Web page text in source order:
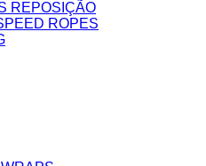
REPOSIÇÃO
ROPES